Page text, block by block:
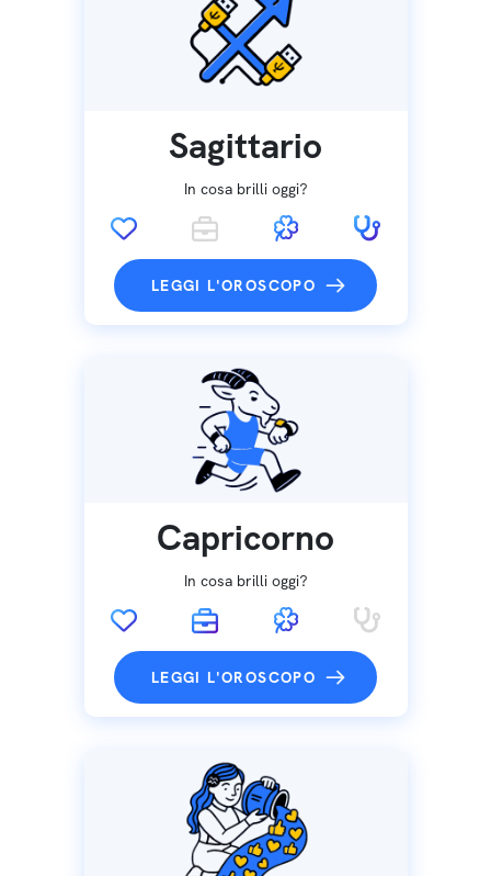
Sagittario
In cosa brilli oggi?
LEGGI L'OROSCOPO
Capricorno
In cosa brilli oggi?
LEGGI L'OROSCOPO